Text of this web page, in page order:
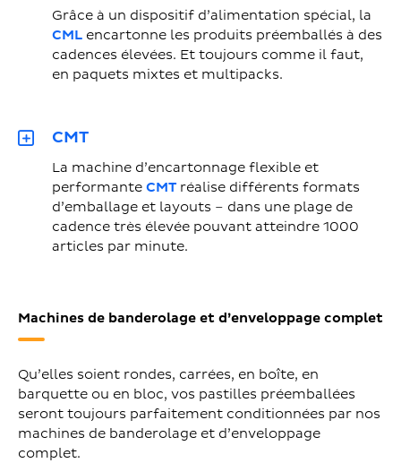
Grâce à un dispositif d’alimentation spécial, la
CMLencartonne les produits préemballés à des
cadences élevées. Et toujours comme il faut,
en paquets mixtes et multipacks.
CMT
La machine d’encartonnage flexible et
performante CMTréalise différents formats
d’emballage et layouts – dans une plage de
cadence très élevée pouvant atteindre 1000
articles par minute.
Machines de banderolage et d’enveloppage complet
Qu’elles soient rondes, carrées, en boîte, en
barquette ou en bloc, vos pastilles préemballées
seront toujours parfaitement conditionnées par nos
machines de banderolage et d’enveloppage
complet.